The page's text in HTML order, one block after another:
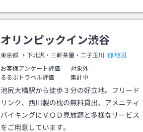
オリンピックイン渋谷
東京都 下北沢・三軒茶屋・二子玉川
地図
お客様アンケート評価
対象外
るるぶトラベル評価
集計中
池尻大橋駅から徒歩３分の好立地。フリード
リンク、西川製の枕の無料貸出、アメニティ
バイキングにＶＯＤ見放題と多様なサービス
をご用意しています。